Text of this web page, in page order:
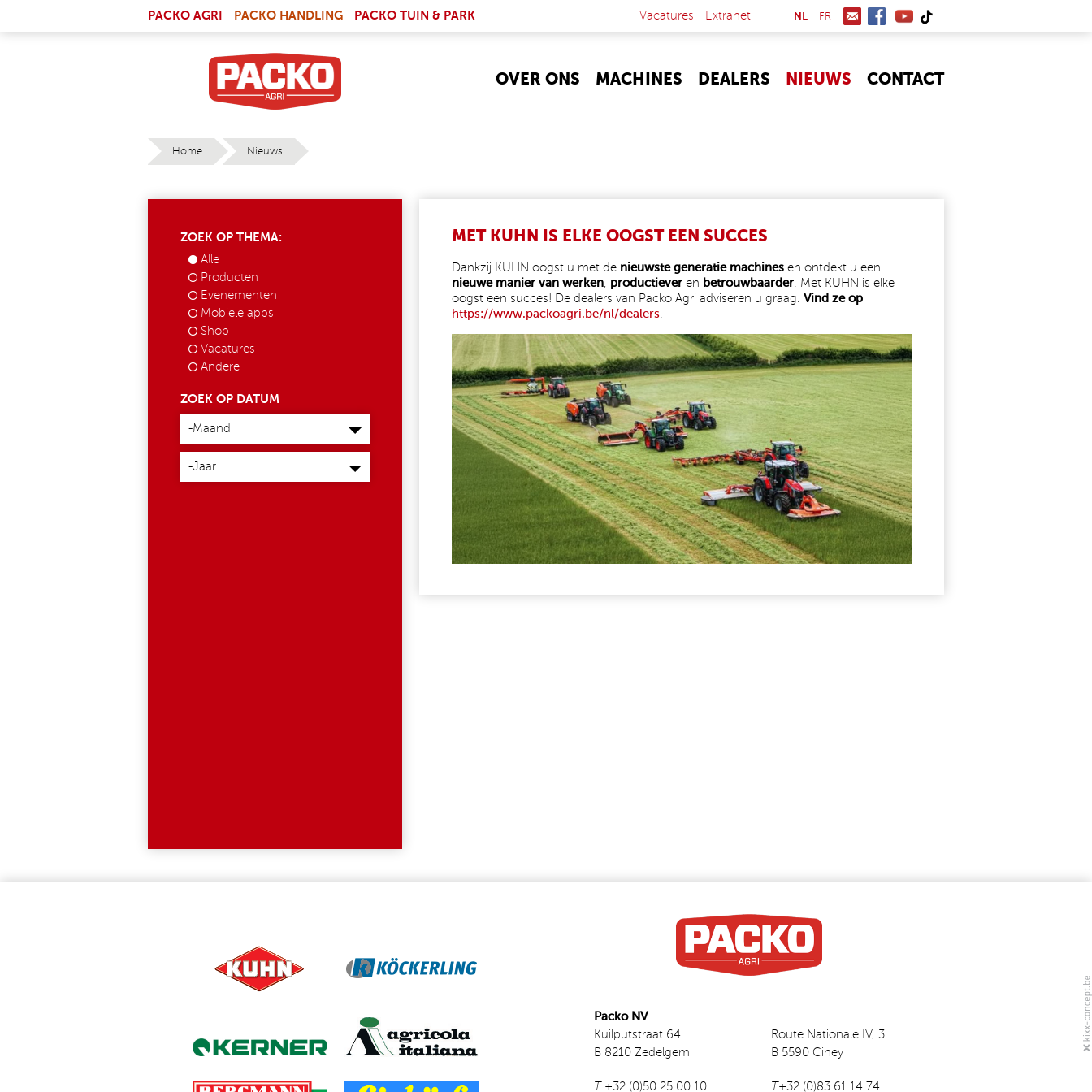
PACKO AGRI
PACKO HANDLING PACKO TUIN & PARK Vacatures Extranet NL FR
OVER ONS MACHINES DEALERS NIEUWS CONTACT
Home Nieuws
ZOEK OP THEMA:
Alle
Producten
Evenementen
Mobiele apps
Shop
Vacatures
Andere
ZOEK OP DATUM
Maand
-Maand
Jaar
-Jaar
MET KUHN IS ELKE OOGST EEN SUCCES
Dankzij KUHN oogst u met de nieuwste generatie machinesen ontdekt u een
nieuwe manier van werken, productiever en betrouwbaarder. Met KUHN is elke
oogst een succes! De dealers van Packo Agri adviseren u graag. Vind ze op
https://www.packoagri.be/nl/dealers.
HP.JPG
Packo NV
Kuilputstraat 64
B 8210 Zedelgem
T +32 (0)50 25 00 10
Route Nationale IV, 3
B 5590 Ciney
T +32 (0)83 61 14 74